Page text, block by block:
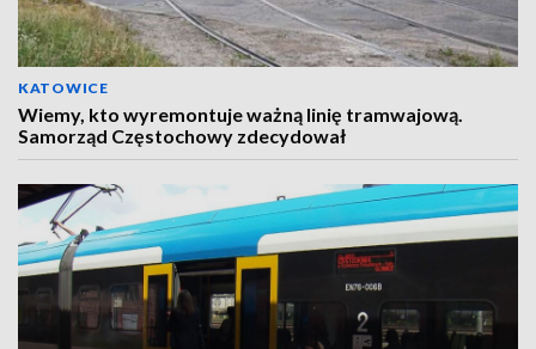
KATOWICE
Wiemy, kto wyremontuje ważną linię tramwajową.
Samorząd Częstochowy zdecydował